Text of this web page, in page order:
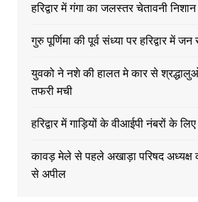
हरिद्वार में गंगा का जलस्तर चेतावनी
गुरु पूर्णिमा की पूर्व संध्या पर हरिद्वार में
युवको ने नशे की हालत मे कार से
तफरी मची
हरिद्वार में गाड़ियों के वीआईपी नंबरों के
कावड़ मेले से पहले अखाड़ा परिषद अध्यक्ष
से अपील